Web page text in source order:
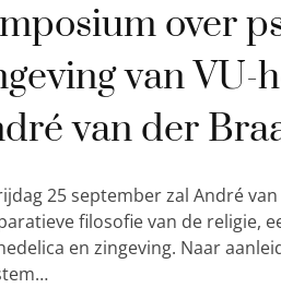
over
van VU-
van der
25 september zal André
filosofie van de religie,
en zingeving. Naar